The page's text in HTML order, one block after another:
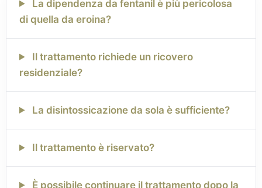
La dipendenza da fentanil è più pericolosa
di quella da eroina?
Il trattamento richiede un ricovero
residenziale?
La disintossicazione da sola è sufficiente?
Il trattamento è riservato?
È possibile continuare il trattamento dopo la